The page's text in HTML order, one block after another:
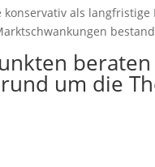
als
um die